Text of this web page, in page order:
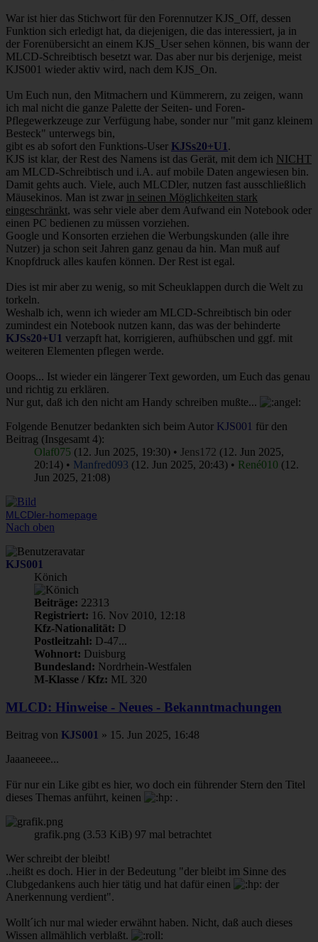
War ist hier das Stichwort für den Forennutzer KJS_Off, dessen
Funktion sich erledigt hat, da diejenigen, die das interessiert, ja in
der Forenübersicht an einem KJS_User sehen können, bis wann der
MLCD-Schreibtisch besetzt war. Das aber nur bis derjenige, meist
KJS001 wieder aktiv wird, nach dem KJS_On.
Um Euch nun, den Mitmachern und Kümmerern, zu zeigen, wann
ich mal nicht die ganze Palette der Seiten- und Foren-
Pflegewerkzeuge zur Verfügung habe, sonder nur "mit ganz kleinem
Besteck" unterwegs bin,
gibt es ab sofort den Funktions-User KJSs20+U1 .
KJS ist klar, der Rest des Namens ist das Gerät, mit dem ich NICHT
am MLCD-Schreibtisch und i.A. auf mobile Daten angewiesen bin.
Damit gehts auch. Viele, auch MLCDler, nutzen fast ausschließlich
Mäusekinos. Man ist zwar in seinen Möglichkeiten stark
eingeschränkt, was sehr viele aber dem Aufwand ein Notebook oder
einen PC bedienen zu müssen vorziehen.
Google und Konsorten erziehen die Werbungskunden (alle ihre
Nutzer) ja schon seit Jahren ganz genau da hin. Man muß auf
Knopfdruck alles kaufen können. Der Rest ist egal.
Dies ist mir aber zu wenig, so mit Scheuklappen durch die Welt zu
torkeln.
Weshalb ich, wenn ich wieder am MLCD-Schreibtisch bin oder
zumindest ein Notebook nutzen kann, das was der behinderte
KJSs20+U1 verzapft hat, korrigieren, aufhübschen und ggf. mit
weiteren Elementen pflegen werde.
Ooops... Ist wieder ein längerer Text geworden, um Euch das genau
und richtig zu erklären.
Nur gut, daß ich den nicht am Handy schreiben mußte...
Folgende Benutzer bedankten sich beim Autor KJS001 für den
Beitrag (Insgesamt 4):
Olaf075 (12. Jun 2025, 19:30) • Jens172 (12. Jun 2025,
20:14) • Manfred093 (12. Jun 2025, 20:43) • René010 (12.
Jun 2025, 21:08)
MLCDler-homepage
Nach oben
KJS001
Könich
Beiträge: 22313
Registriert: 16. Nov 2010, 12:18
Kfz-Nationalität: D
Postleitzahl: D-47...
Wohnort: Duisburg
Bundesland: Nordrhein-Westfalen
M-Klasse / Kfz: ML 320
MLCD: Hinweise - Neues - Bekanntmachungen
Beitrag von KJS001 » 15. Jun 2025, 16:48
Jaaaneeee...
Für nur ein Like gibt es hier, wo doch ein führender Stern den Titel
dieses Themas anführt, keinen
.
grafik.png (3.53 KiB) 97 mal betrachtet
Wer schreibt der bleibt!
..heißt es doch. Hier in der Bedeutung "der bleibt im Sinne des
Clubgedankens auch hier tätig und hat dafür einen
der
Anerkennung verdient".
Wollt´ich nur mal wieder erwähnt haben. Nicht, daß auch dieses
Wissen allmählich verblaßt.